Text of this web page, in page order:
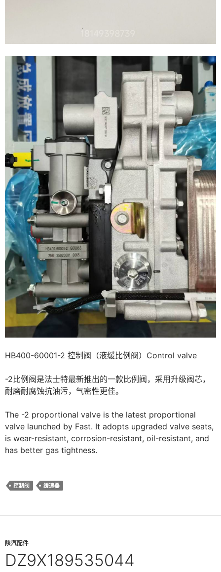
HB400-60001-2 控制阀（液缓比例阀）Control valve
-2比例阀是法士特最新推出的一款比例阀，采用升级阀芯，
耐磨耐腐蚀抗油污，气密性更佳。
The -2 proportional valve is the latest proportional
valve launched by Fast. It adopts upgraded valve seats,
is wear-resistant, corrosion-resistant, oil-resistant, and
has better gas tightness.
控制阀 缓速器
陕汽配件
DZ9X189535044